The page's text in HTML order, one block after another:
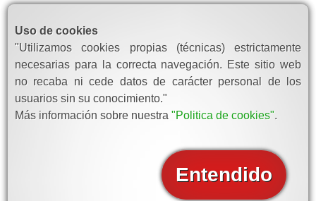
Uso de cookies
"Utilizamos cookies propias (técnicas) estrictamente
necesarias para la correcta navegación. Este sitio web
no recaba ni cede datos de carácter personal de los
usuarios sin su conocimiento."
Más información sobre nuestra "Politica de cookies".
Entendido